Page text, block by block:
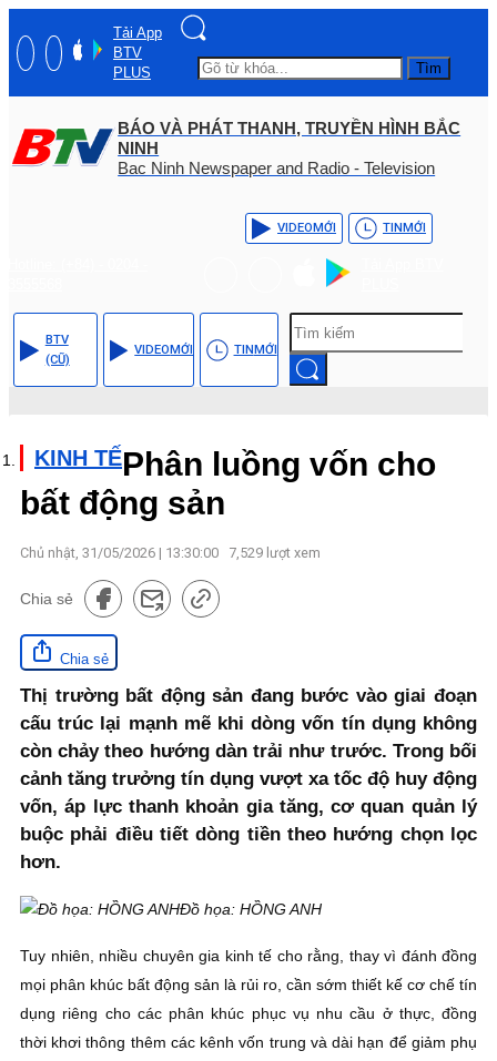
Tải App
BTV
PLUS
Tìm
BÁO VÀ PHÁT THANH, TRUYỀN HÌNH BẮC
NINH
Bac Ninh Newspaper and Radio - Television
VIDEOMỚI TINMỚI
BTV
(CŨ)
VIDEOMỚI TINMỚI
KINH TẾPhân luồng vốn cho
bất động sản
Chủ nhật, 31/05/2026 | 13:30:00 7,529 lượt xem
Chia sẻ
Chia sẻ
Thị trường bất động sản đang bước vào giai đoạn
cấu trúc lại mạnh mẽ khi dòng vốn tín dụng không
còn chảy theo hướng dàn trải như trước. Trong bối
cảnh tăng trưởng tín dụng vượt xa tốc độ huy động
vốn, áp lực thanh khoản gia tăng, cơ quan quản lý
buộc phải điều tiết dòng tiền theo hướng chọn lọc
hơn.
Đồ họa: HỒNG ANH
Tuy nhiên, nhiều chuyên gia kinh tế cho rằng, thay vì đánh đồng
mọi phân khúc bất động sản là rủi ro, cần sớm thiết kế cơ chế tín
dụng riêng cho các phân khúc phục vụ nhu cầu ở thực, đồng
thời khơi thông thêm các kênh vốn trung và dài hạn để giảm phụ